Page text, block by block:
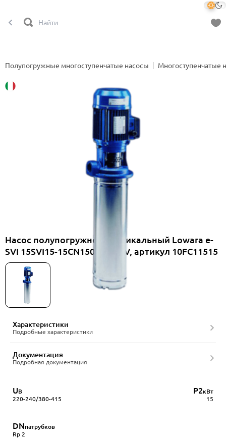
Полупогружные многоступенчатые насосы Многоступенчатые
Насос полупогружной вертикальный Lowara е-
SVI 15SVI15-15CN150T5VQBV, артикул 10FC11515
Характеристики
Подробные характеристики
Документация
Подробная документация
UВ
220-240/380-415
P2кВт
15
DNпатрубков
Rp 2